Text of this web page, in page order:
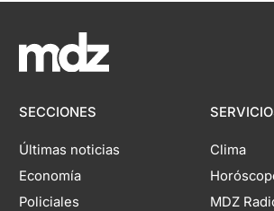
SECCIONES
Últimas noticias
Economía
Policiales
Clima
MDZ